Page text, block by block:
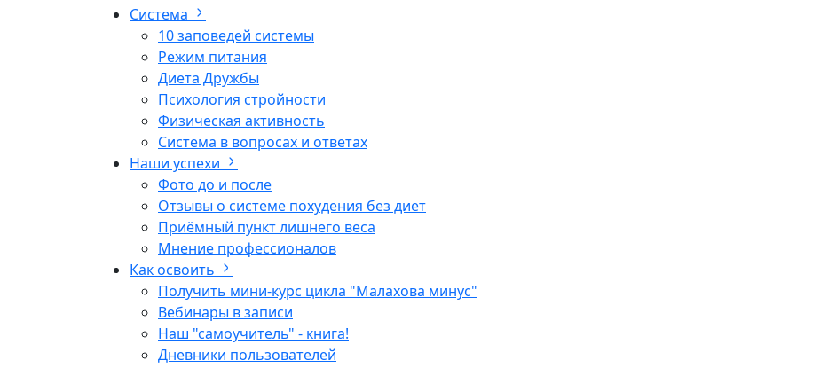
Система
10 заповедей системы
Режим питания
Диета Дружбы
Психология стройности
Физическая активность
Система в вопросах и ответах
Наши успехи
Фото до и после
Отзывы о системе похудения без диет
Приёмный пункт лишнего веса
Мнение профессионалов
Как освоить
Получить мини-курс цикла "Малахова минус"
Вебинары в записи
Наш "самоучитель" - книга!
Дневники пользователей